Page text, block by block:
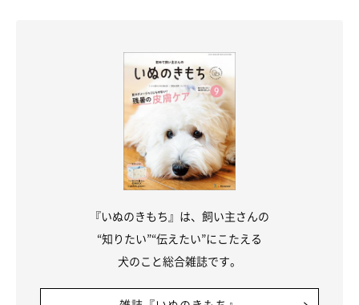
『いぬのきもち』は、飼い主さんの
“知りたい”“伝えたい”にこたえる
犬のこと総合雑誌です。